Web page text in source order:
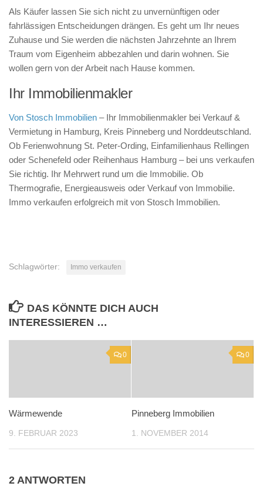
Als Käufer lassen Sie sich nicht zu unvernünftigen oder
fahrlässigen Entscheidungen drängen. Es geht um Ihr neues
Zuhause und Sie werden die nächsten Jahrzehnte an Ihrem
Traum vom Eigenheim abbezahlen und darin wohnen. Sie
wollen gern von der Arbeit nach Hause kommen.
Ihr Immobilienmakler
Von Stosch Immobilien – Ihr Immobilienmakler bei Verkauf &
Vermietung in Hamburg, Kreis Pinneberg und Norddeutschland.
Ob Ferienwohnung St. Peter-Ording, Einfamilienhaus Rellingen
oder Schenefeld oder Reihenhaus Hamburg – bei uns verkaufen
Sie richtig. Ihr Mehrwert rund um die Immobilie. Ob
Thermografie, Energieausweis oder Verkauf von Immobilie.
Immo verkaufen erfolgreich mit von Stosch Immobilien.
Schlagwörter: Immo verkaufen
DAS KÖNNTE DICH AUCH
INTERESSIEREN …
0
Wärmewende
9. FEBRUAR 2023
0
Pinneberg Immobilien
1. NOVEMBER 2014
2 ANTWORTEN